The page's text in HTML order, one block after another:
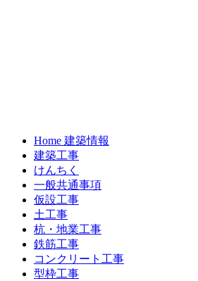
Home 建築情報
建築工事
けんちく
一般共通事項
仮設工事
土工事
杭・地業工事
鉄筋工事
コンクリート工事
型枠工事